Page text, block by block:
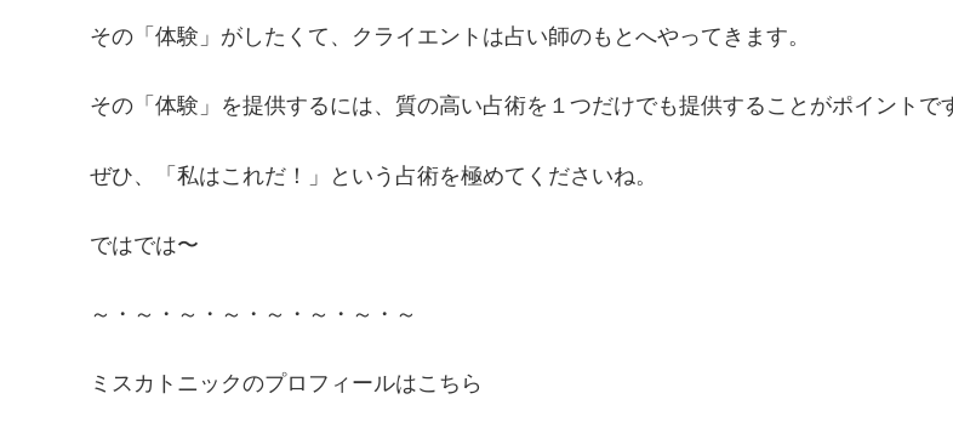
その「体験」がしたくて、クライエントは占い師のもとへやってきます。
その「体験」を提供するには、質の高い占術を１つだけでも提供することがポイントで
ぜひ、「私はこれだ！」という占術を極めてくださいね。
ではでは〜
～・～・～・～・～・～・～・～
ミスカトニックのプロフィールはこちら